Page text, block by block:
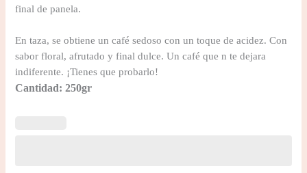
final de panela.
En taza, se obtiene un café sedoso con un toque de acidez. Con
sabor floral, afrutado y final dulce. Un café que n te dejara
indiferente. ¡Tienes que probarlo!
Cantidad: 250gr